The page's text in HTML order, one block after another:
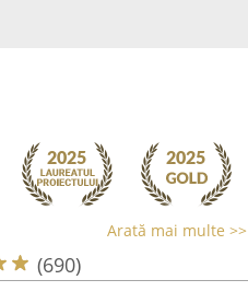
Arată mai multe >>
(690)